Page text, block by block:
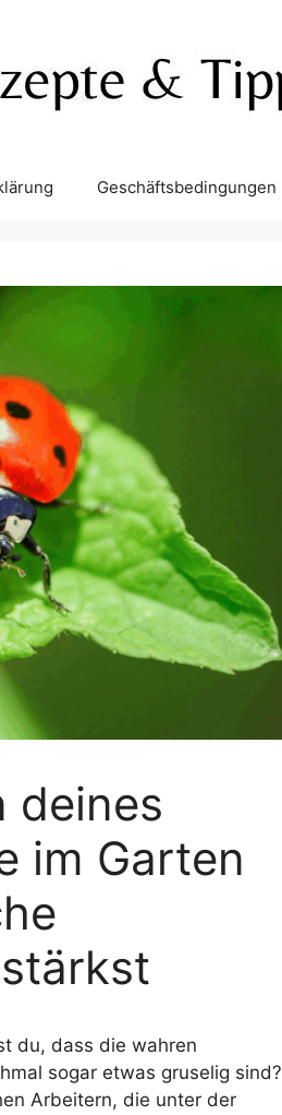
Geschäftsbedingungen
deines
im Garten
du, dass die wahren
sogar etwas gruselig sind?
Arbeitern, die unter der